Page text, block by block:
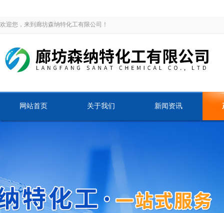
欢迎您，来到廊坊森纳特化工有限公司！
网站首页 关于我们 新闻资讯